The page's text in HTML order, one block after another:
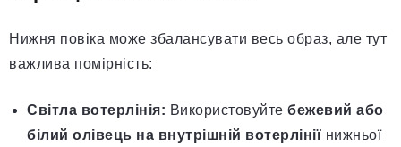
Нижня повіка може збалансувати весь образ, але тут
важлива помірність:
Світла вотерлінія: Використовуйте бежевий або
білий олівець на внутрішній вотерлінії нижньої